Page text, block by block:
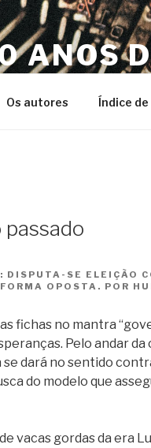
ANOS
Os autores Índice
passado
DISPUTA-SE ELEIÇÃO
OPOSTA. POR
fichas no mantra
Pelo andar
dará no sentido
do modelo que
vacas gordas da era